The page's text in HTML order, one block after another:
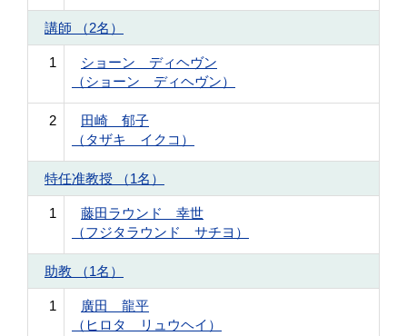
講師 （2名）
1
ショーン ディヘヴン
（ショーン ディヘヴン）
2
田崎 郁子
（タザキ イクコ）
特任准教授 （1名）
1
藤田ラウンド 幸世
（フジタラウンド サチヨ）
助教 （1名）
1
廣田 龍平
（ヒロタ リュウヘイ）